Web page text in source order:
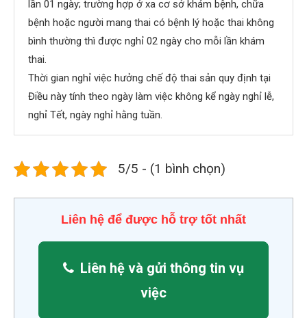
lần 01 ngày; trường hợp ở xa cơ sở khám bệnh, chữa
bệnh hoặc người mang thai có bệnh lý hoặc thai không
bình thường thì được nghỉ 02 ngày cho mỗi lần khám
thai.
Thời gian nghỉ việc hưởng chế độ thai sản quy định tại
Điều này tính theo ngày làm việc không kể ngày nghỉ lễ,
nghỉ Tết, ngày nghỉ hằng tuần.
5/5 - (1 bình chọn)
Liên hệ để được hỗ trợ tốt nhất
Liên hệ và gửi thông tin vụ
việc